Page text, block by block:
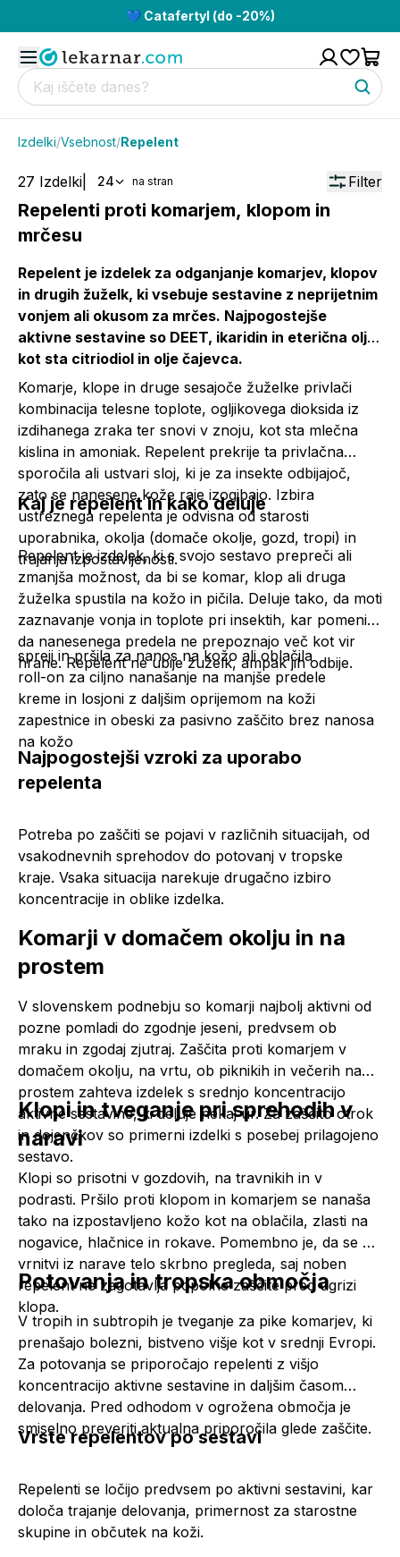
💙 Catafertyl (do -20%)
Izdelki/Vsebnost/Repelent
27 Izdelki 24 na stran Filter
Repelenti proti komarjem, klopom in
mrčesu
Repelent je izdelek za odganjanje komarjev, klopov
in drugih žuželk, ki vsebuje sestavine z neprijetnim
vonjem ali okusom za mrčes. Najpogostejše
aktivne sestavine so DEET, ikaridin in eterična olja,
kot sta citriodiol in olje čajevca.
Komarje, klope in druge sesajoče žuželke privlači
kombinacija telesne toplote, ogljikovega dioksida iz
izdihanega zraka ter snovi v znoju, kot sta mlečna
kislina in amoniak. Repelent prekrije ta privlačna
sporočila ali ustvari sloj, ki je za insekte odbijajoč,
zato se nanesene kože raje izogibajo. Izbira
ustreznega repelenta je odvisna od starosti
uporabnika, okolja (domače okolje, gozd, tropi) in
trajanja izpostavljenosti.
Kaj je repelent in kako deluje
Repelent je izdelek, ki s svojo sestavo prepreči ali
zmanjša možnost, da bi se komar, klop ali druga
žuželka spustila na kožo in pičila. Deluje tako, da moti
zaznavanje vonja in toplote pri insektih, kar pomeni,
da nanesenega predela ne prepoznajo več kot vir
hrane. Repelent ne ubije žuželk, ampak jih odbije.
spreji in pršila za nanos na kožo ali oblačila
roll-on za ciljno nanašanje na manjše predele
kreme in losjoni z daljšim oprijemom na koži
zapestnice in obeski za pasivno zaščito brez nanosa
na kožo
Najpogostejši vzroki za uporabo
repelenta
Potreba po zaščiti se pojavi v različnih situacijah, od
vsakodnevnih sprehodov do potovanj v tropske
kraje. Vsaka situacija narekuje drugačno izbiro
koncentracije in oblike izdelka.
Komarji v domačem okolju in na
prostem
V slovenskem podnebju so komarji najbolj aktivni od
pozne pomladi do zgodnje jeseni, predvsem ob
mraku in zgodaj zjutraj. Zaščita proti komarjem v
domačem okolju, na vrtu, ob piknikih in večerih na
prostem zahteva izdelek s srednjo koncentracijo
aktivne sestavine, ki deluje nekaj ur. Za zaščito otrok
in dojenčkov so primerni izdelki s posebej prilagojeno
sestavo.
Klopi in tveganje pri sprehodih v
naravi
Klopi so prisotni v gozdovih, na travnikih in v
podrasti. Pršilo proti klopom in komarjem se nanaša
tako na izpostavljeno kožo kot na oblačila, zlasti na
nogavice, hlačnice in rokave. Pomembno je, da se po
vrnitvi iz narave telo skrbno pregleda, saj noben
repelent ne zagotavlja popolne zaščite pred ugrizi
klopa.
Potovanja in tropska območja
V tropih in subtropih je tveganje za pike komarjev, ki
prenašajo bolezni, bistveno višje kot v srednji Evropi.
Za potovanja se priporočajo repelenti z višjo
koncentracijo aktivne sestavine in daljšim časom
delovanja. Pred odhodom v ogrožena območja je
smiselno preveriti aktualna priporočila glede zaščite.
Vrste repelentov po sestavi
Repelenti se ločijo predvsem po aktivni sestavini, kar
določa trajanje delovanja, primernost za starostne
skupine in občutek na koži.